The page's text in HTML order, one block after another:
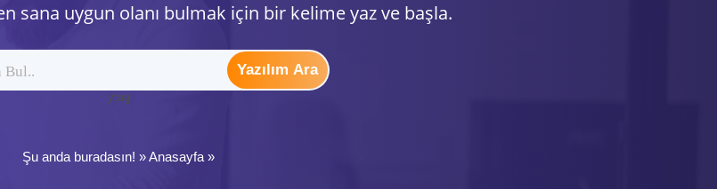
sana uygun olanı bulmak için bir kelime yaz ve başla.
Yazılım Ara
ytag
Şu anda buradasın! »Anasayfa »